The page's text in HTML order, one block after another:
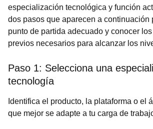
especialización tecnológica y función
dos pasos que aparecen a continuación
punto de partida adecuado y conocer
previos necesarios para alcanzar los
Paso 1: Selecciona una
tecnología
Identifica el producto, la plataforma o el
que mejor se adapte a tu carga de